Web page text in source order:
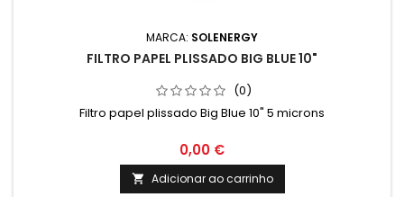
MARCA: SOLENERGY
FILTRO PAPEL PLISSADO BIG BLUE 10"
(0)
Filtro papel plissado Big Blue 10" 5 microns
0,00 €
 Adicionar ao carrinho